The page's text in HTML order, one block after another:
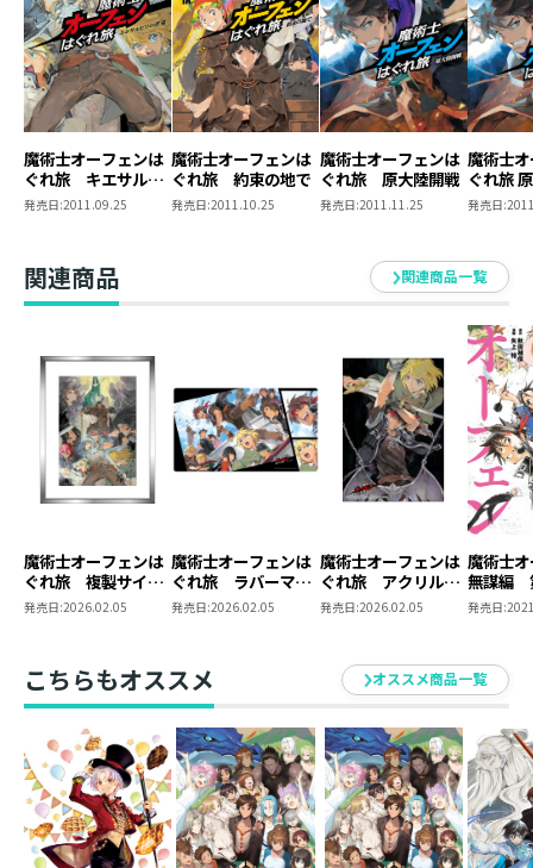
魔術士オーフェンは
ぐれ旅 キエサルヒ
マの終端
発売日:2011.09.25
魔術士オーフェンは
ぐれ旅 約束の地で
発売日:2011.10.25
魔術士オーフェンは
ぐれ旅 原大陸開戦
発売日:2011.11.25
魔術士
ぐれ旅
【初回
発売日:
関連商品 関連商品一覧
魔術士オーフェンは
ぐれ旅 複製サイン
入り複製原画
発売日:2026.02.05
魔術士オーフェンは
ぐれ旅 ラバーマッ
ト
発売日:2026.02.05
魔術士オーフェンは
ぐれ旅 アクリルパ
ネル
発売日:2026.02.05
魔術士
無謀編
発売日:
こちらもオススメ オススメ商品一覧